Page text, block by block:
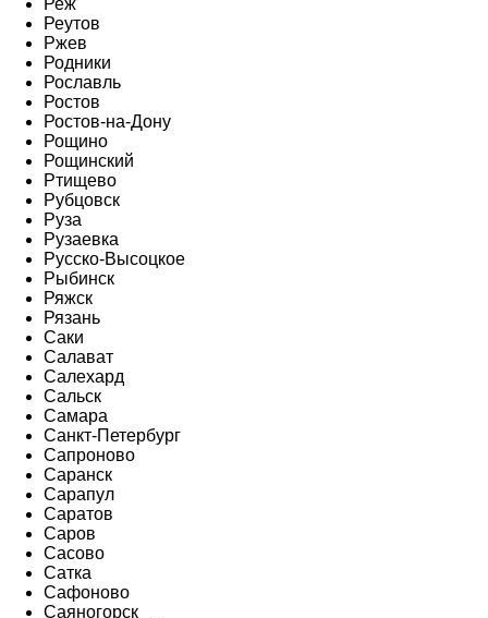
Реж
Реутов
Ржев
Родники
Рославль
Ростов
Ростов-на-Дону
Рощино
Рощинский
Ртищево
Рубцовск
Руза
Рузаевка
Русско-Высоцкое
Рыбинск
Ряжск
Рязань
Саки
Салават
Салехард
Сальск
Самара
Санкт-Петербург
Сапроново
Саранск
Сарапул
Саратов
Саров
Сасово
Сатка
Сафоново
Саяногорск